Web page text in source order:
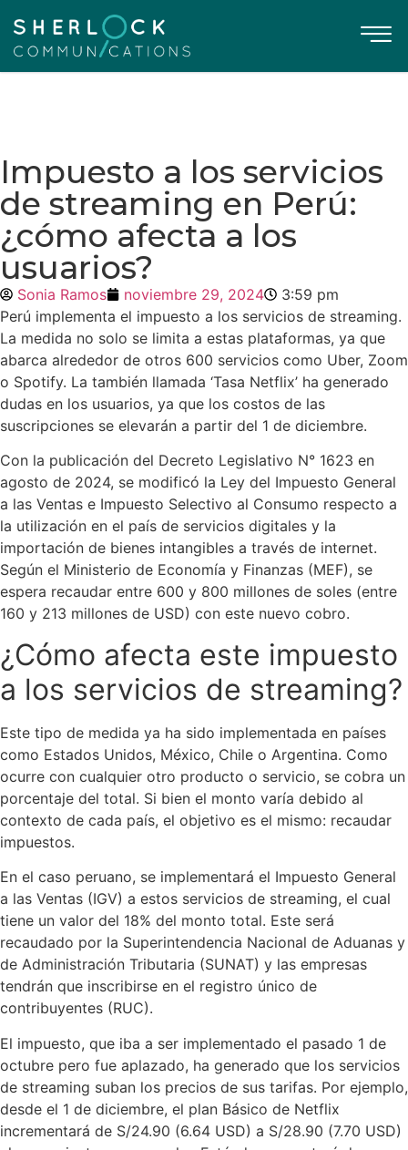
Impuesto a los servicios
de streaming en Perú:
¿cómo afecta a los
usuarios?
Sonia Ramos noviembre 29, 2024
3:59 pm
Perú implementa el impuesto a los servicios de streaming.
La medida no solo se limita a estas plataformas, ya que
abarca alrededor de otros 600 servicios como Uber, Zoom
o Spotify. La también llamada ‘Tasa Netflix’ ha generado
dudas en los usuarios, ya que los costos de las
suscripciones se elevarán a partir del 1 de diciembre.
Con la publicación del Decreto Legislativo N° 1623 en
agosto de 2024, se modificó la Ley del Impuesto General
a las Ventas e Impuesto Selectivo al Consumo respecto a
la utilización en el país de servicios digitales y la
importación de bienes intangibles a través de internet.
Según el Ministerio de Economía y Finanzas (MEF), se
espera recaudar entre 600 y 800 millones de soles (entre
160 y 213 millones de USD) con este nuevo cobro.
¿Cómo afecta este impuesto
a los servicios de streaming?
Este tipo de medida ya ha sido implementada en países
como Estados Unidos, México, Chile o Argentina. Como
ocurre con cualquier otro producto o servicio, se cobra un
porcentaje del total. Si bien el monto varía debido al
contexto de cada país, el objetivo es el mismo: recaudar
impuestos.
En el caso peruano, se implementará el Impuesto General
a las Ventas (IGV) a estos servicios de streaming, el cual
tiene un valor del 18% del monto total. Este será
recaudado por la Superintendencia Nacional de Aduanas y
de Administración Tributaria (SUNAT) y las empresas
tendrán que inscribirse en el registro único de
contribuyentes (RUC).
El impuesto, que iba a ser implementado el pasado 1 de
octubre pero fue aplazado, ha generado que los servicios
de streaming suban los precios de sus tarifas. Por ejemplo,
desde el 1 de diciembre, el plan Básico de Netflix
incrementará de S/24.90 (6.64 USD) a S/28.90 (7.70 USD)